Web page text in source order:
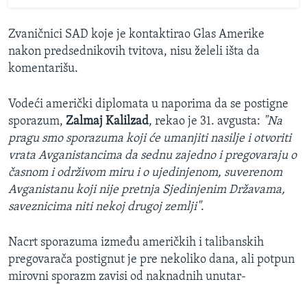
Zvaničnici SAD koje je kontaktirao Glas Amerike
nakon predsednikovih tvitova, nisu želeli išta da
komentarišu.
Vodeći američki diplomata u naporima da se postigne
sporazum, Zalmaj Kalilzad, rekao je 31. avgusta: "Na
pragu smo sporazuma koji će umanjiti nasilje i otvoriti
vrata Avganistancima da sednu zajedno i pregovaraju o
časnom i održivom miru i o ujedinjenom, suverenom
Avganistanu koji nije pretnja Sjedinjenim Državama,
saveznicima niti nekoj drugoj zemlji".
Nacrt sporazuma između američkih i talibanskih
pregovarača postignut je pre nekoliko dana, ali potpun
mirovni sporazm zavisi od naknadnih unutar-